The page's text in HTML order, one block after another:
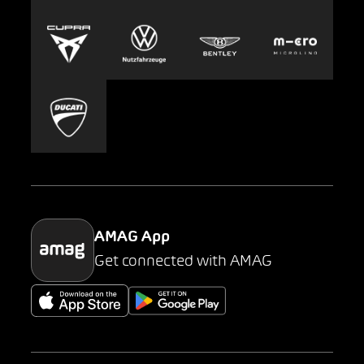
Europcar
Carsharing
Mobility-as-a-Service
Parking
Presse
AMAG App
Get connected with AMAG